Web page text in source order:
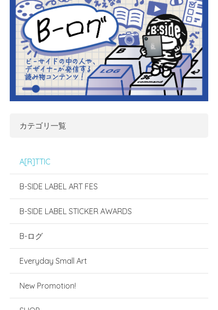
カテゴリ一覧
A[R]TTIC
B-SIDE LABEL ART FES
B-SIDE LABEL STICKER AWARDS
B-ログ
Everyday Small Art
New Promotion!